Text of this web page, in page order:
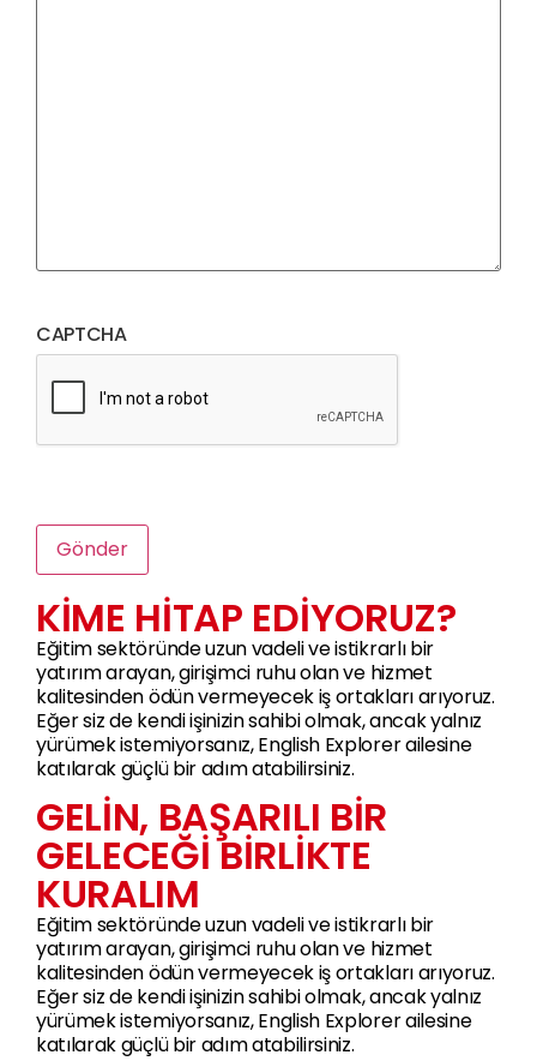
CAPTCHA
KİME HİTAP EDİYORUZ?
Eğitim sektöründe uzun vadeli ve istikrarlı bir
yatırım arayan, girişimci ruhu olan ve hizmet
kalitesinden ödün vermeyecek iş ortakları arıyoruz.
Eğer siz de kendi işinizin sahibi olmak, ancak yalnız
yürümek istemiyorsanız, English Explorer ailesine
katılarak güçlü bir adım atabilirsiniz.
GELİN, BAŞARILI BİR
GELECEĞİ BİRLİKTE
KURALIM
Eğitim sektöründe uzun vadeli ve istikrarlı bir
yatırım arayan, girişimci ruhu olan ve hizmet
kalitesinden ödün vermeyecek iş ortakları arıyoruz.
Eğer siz de kendi işinizin sahibi olmak, ancak yalnız
yürümek istemiyorsanız, English Explorer ailesine
katılarak güçlü bir adım atabilirsiniz.